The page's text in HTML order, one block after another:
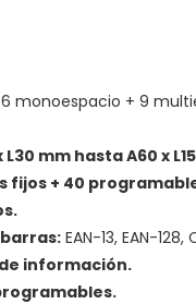
monoespacio + 9
L30 mm hasta A60 x
fijos + 40
EAN-13, EAN-
información.